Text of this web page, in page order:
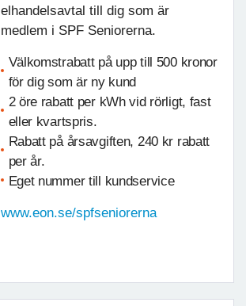
elhandelsavtal till dig som är
medlem i SPF Seniorerna.
Välkomstrabatt på upp till 500 kronor
för dig som är ny kund
2 öre rabatt per kWh vid rörligt, fast
eller kvartspris.
Rabatt på årsavgiften, 240 kr rabatt
per år.
Eget nummer till kundservice
www.eon.se/spfseniorerna